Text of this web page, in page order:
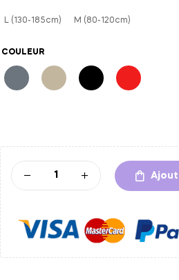
L (130-185cm) M (80-120cm)
COULEUR
l
t
e
r
n
a